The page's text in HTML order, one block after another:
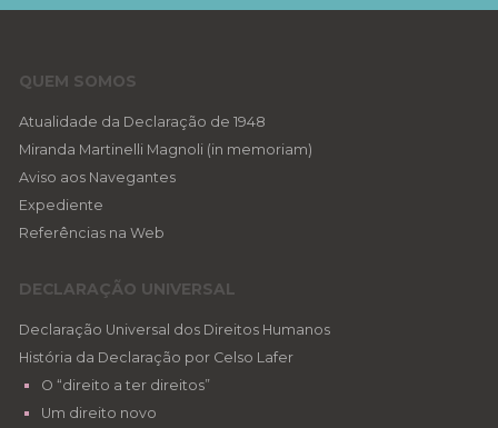
QUEM SOMOS
Atualidade da Declaração de 1948
Miranda Martinelli Magnoli (in memoriam)
Aviso aos Navegantes
Expediente
Referências na Web
DECLARAÇÃO UNIVERSAL
Declaração Universal dos Direitos Humanos
História da Declaração por Celso Lafer
O “direito a ter direitos”
Um direito novo